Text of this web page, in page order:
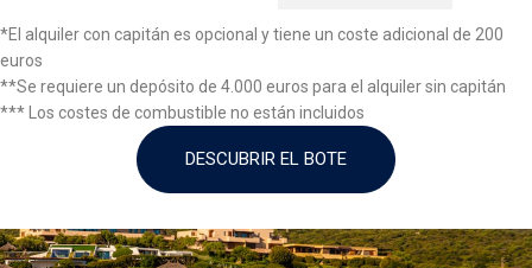
*El alquiler con capitán es opcional y tiene un coste adicional de 200
euros
**Se requiere un depósito de 4.000 euros para el alquiler sin capitán
*** Los costes de combustible no están incluidos
DESCUBRIR EL BOTE